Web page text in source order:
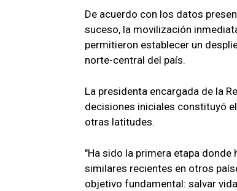
De acuerdo con los datos
suceso, la movilización
permitieron establecer un
norte-central del país.
La presidenta encargada de la
decisiones iniciales constituyó
otras latitudes.
"Ha sido la primera etapa
similares recientes en otros
objetivo fundamental: salvar